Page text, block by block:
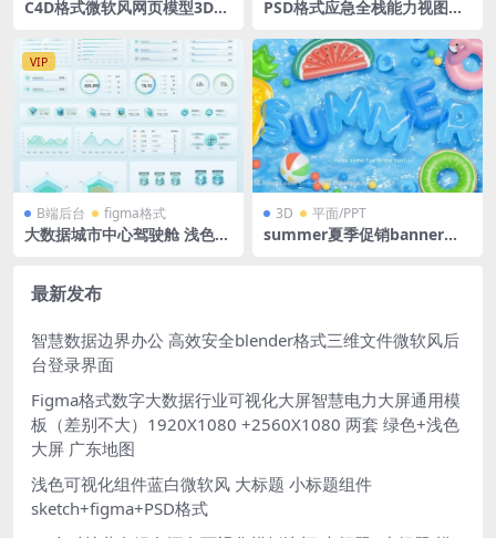
C4D格式微软风网页模型3D立
公平台OC渲染器
PSD格式应急全栈能力视图立
VIP
B端后台 figma格式
大数据城市中心驾驶舱 浅色
3D 平面/PPT
summer夏季促销banner汽
最新发布
智慧数据边界办公 高效安全blender格式三维文件微软风后
台登录界面
Figma格式数字大数据行业可视化大屏智慧电力大屏通用模
板（差别不大）1920X1080 +2560X1080 两套 绿色+浅色
大屏 广东地图
浅色可视化组件蓝白微软风 大标题 小标题组件
sketch+figma+PSD格式